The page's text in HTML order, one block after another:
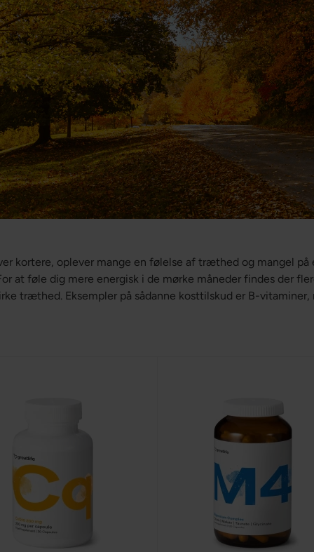
kortere, oplever mange en følelse af træthed og mangel
at føle dig mere energisk i de mørke måneder findes der
træthed. Eksempler på sådanne kosttilskud er B-